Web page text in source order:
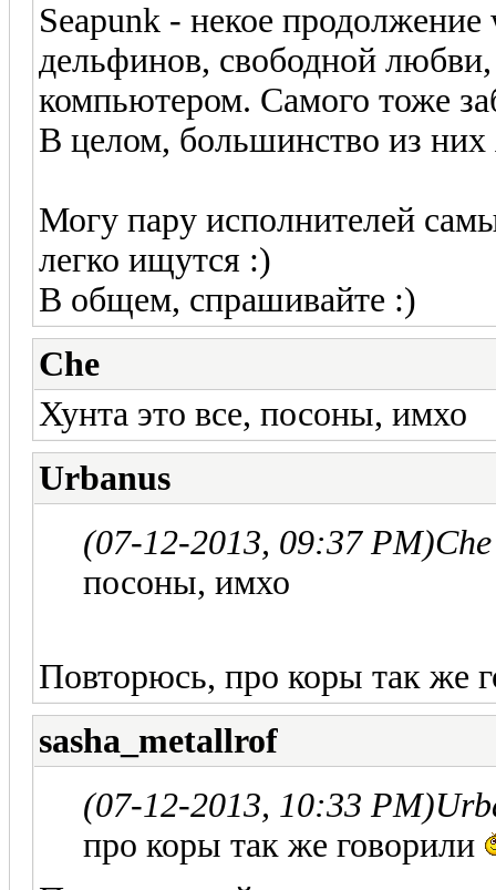
Seapunk - некое
дельфинов, свободной
компьютером. Самого тоже
В целом, большинство из
Могу пару исполнителей
легко ищутся :)
В общем, спрашивайте :)
Che
Хунта это все, посоны, имхо
Urbanus
(07-12-2013, 09:37 PM)
посоны, имхо
Повторюсь, про коры так же
sasha_metallrof
(07-12-2013, 10:33 PM)
про коры так же говорили